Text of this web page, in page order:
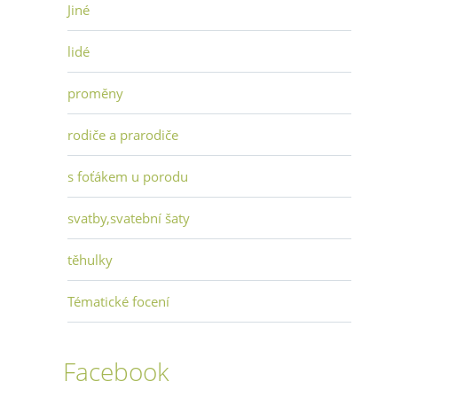
Jiné
lidé
proměny
rodiče a prarodiče
s foťákem u porodu
svatby,svatební šaty
těhulky
Tématické focení
Facebook